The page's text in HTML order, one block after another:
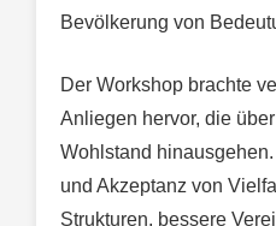
Bevölkerung von
Der Workshop brachte
Anliegen hervor, die
Wohlstand
und Akzeptanz von
Strukturen, bessere